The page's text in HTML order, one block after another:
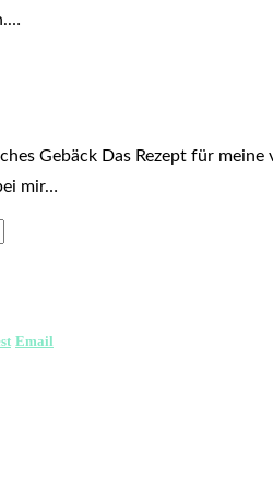
Gebäck Das Rezept für meine
mir…
Email